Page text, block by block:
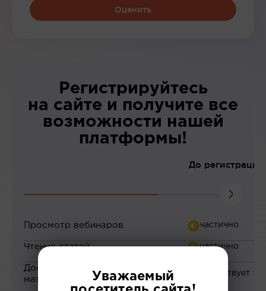
Оценить
Регистрируйтесь
на сайте и получите все
возможности нашей
платформы!
До регистрации
Просмотр вебинаров
Чтение статей
Доступ к закрытым
материалам
Уважаемый